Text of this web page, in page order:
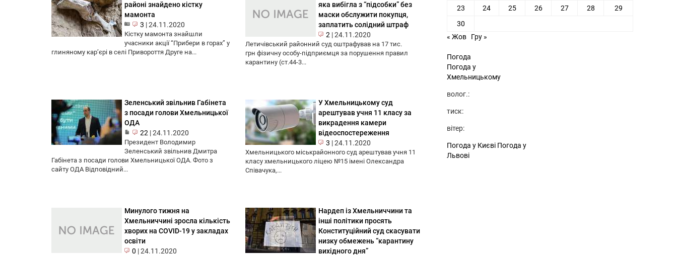
районі знайдено кістку
мамонта
3 |24.11.2020
Кістку мамонта знайшли
учасники акції “Прибери в горах” у
глиняному кар’єрі в селі Привороття Друге на...
яка вибігла з “підсобки” без
маски обслужити покупця,
заплатить солідний штраф
2 |24.11.2020
Летичівський районний суд оштрафував на 17 тис.
грн фізичну особу-підприємця за порушення правил
карантину (ст.44-3...
Зеленський звільнив Габінета
з посади голови Хмельницької
ОДА
22 |24.11.2020
Президент Володимир
Зеленський звільнив Дмитра
Габінета з посади голови Хмельницької ОДА. Фото з
сайту ОДА Відповідний...
У Хмельницькому суд
арештував учня 11 класу за
викрадення камери
відеоспостереження
3 |24.11.2020
Хмельницького міськрайонного суд арештував учня 11
класу хмельницького ліцею №15 імені Олександра
Співачука,...
Минулого тижня на
Хмельниччині зросла кількість
хворих на COVID-19 у закладах
освіти
0 |24.11.2020
Нардеп із Хмельниччини та
інші політики просять
Конституційний суд скасувати
низку обмежень “карантину
вихідного дня”
23
24 25 26 27 28
29
30
« Жов
Гру »
Погода
Погода у
Хмельницькому
волог.:
тиск:
вітер:
Погода у Києві Погода у
Львові